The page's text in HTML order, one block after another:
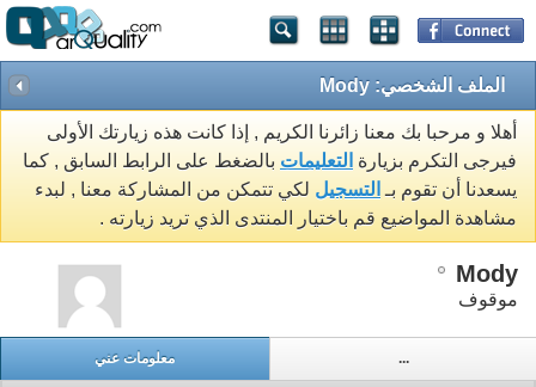
الملف الشخصي: Mody
أهلا و مرحبا بك معنا زائرنا الكريم , إذا كانت هذه زيارتك الأولى
فيرجى التكرم بزيارة التعليمات بالضغط على الرابط السابق , كما
يسعدنا أن تقوم بـ التسجيل لكي تتمكن من المشاركة معنا , لبدء
مشاهدة المواضيع قم باختيار المنتدى الذي تريد زيارته .
Mody
موقوف
معلومات عني ...